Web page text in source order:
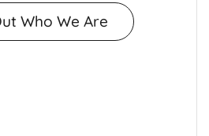
Who We Are